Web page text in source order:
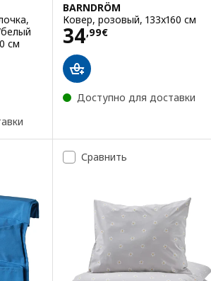
см
BARNDRÖM
Ковер, розовый, 133x160 см
34,99€
Цена 34,99€
Доступно для доставки
Сравнить